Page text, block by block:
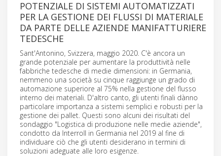
POTENZIALE DI SISTEMI AUTOMATIZZATI
PER LA GESTIONE DEI FLUSSI DI MATERIALE
DA PARTE DELLE AZIENDE MANIFATTURIERE
TEDESCHE
Sant'Antonino, Svizzera, maggio 2020. C'è ancora un
grande potenziale per aumentare la produttività nelle
fabbriche tedesche di medie dimensioni: in Germania,
nemmeno una società su cinque raggiunge un grado di
automazione superiore al 75% nella gestione del flusso
interno dei materiali. D'altro canto, gli utenti finali dànno
particolare importanza a sistemi semplici e robusti per la
gestione dei pallet. Questi sono alcuni dei risultati del
sondaggio "Logistica di produzione nelle medie aziende",
condotto da Interroll in Germania nel 2019 al fine di
individuare ciò che gli utenti desiderano in termini di
soluzioni adeguate alle loro esigenze.